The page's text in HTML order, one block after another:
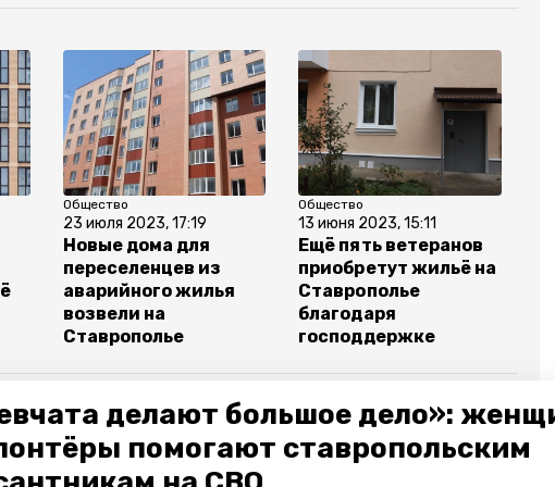
делают большое дело»:
помогают ставропольским
Общество
23 июля 2023, 17:19
Новые дома для
переселенцев из
аварийного жилья
возвели на
Ставрополье
Общество
13 июня 2023, 15:11
Ещё пять ветеранов
приобретут жильё на
Ставрополье
благодаря
господдержке
владимир владимиров молодая семья